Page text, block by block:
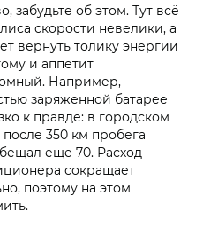
забудьте об этом. Тут всё
скорости невелики, а
вернуть толику энергии
и аппетит
Например,
заряженной батарее
к правде: в городском
350 км пробега
еще 70. Расход
сокращает
поэтому на этом